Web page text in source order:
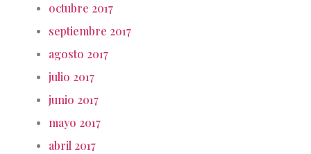
octubre 2017
septiembre 2017
agosto 2017
julio 2017
junio 2017
mayo 2017
abril 2017